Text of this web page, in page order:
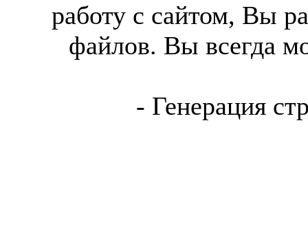
работу с сайтом, Вы
файлов. Вы всегда
- Генерация